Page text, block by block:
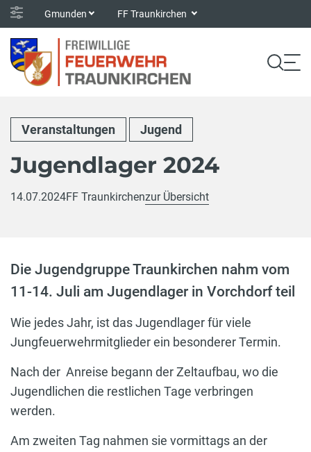
Gmunden FF Traunkirchen
Veranstaltungen Jugend
Jugendlager 2024
14.07.2024FF Traunkirchenzur Übersicht
Die Jugendgruppe Traunkirchen nahm vom
11-14. Juli am Jugendlager in Vorchdorf teil
Wie jedes Jahr, ist das Jugendlager für viele
Jungfeuerwehrmitglieder ein besonderer Termin.
Nach der Anreise begann der Zeltaufbau, wo die
Jugendlichen die restlichen Tage verbringen
werden.
Am zweiten Tag nahmen sie vormittags an der